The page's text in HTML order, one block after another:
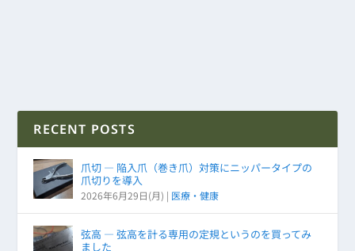
RECENT POSTS
爪切 ― 陥入爪（巻き爪）対策にニッパータイプの
爪切りを導入
2026年6月29日(月) | 医療・健康
弦高 ― 弦高を計る専用の定規というのを買ってみ
ました